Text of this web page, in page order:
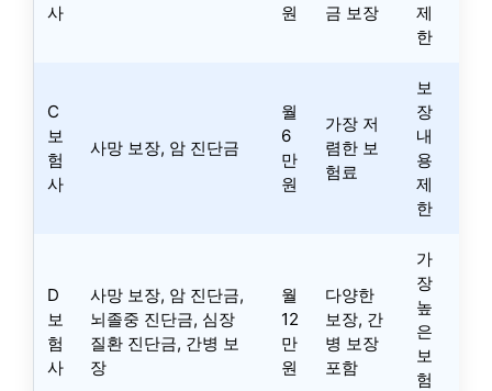
사
원
금 보장
제
한
C
보
험
사
사망 보장, 암 진단금
월
6
만
원
가장 저
렴한 보
험료
보
장
내
용
제
한
D
보
험
사
사망 보장, 암 진단금,
뇌졸중 진단금, 심장
질환 진단금, 간병 보
장
월
12
만
원
다양한
보장, 간
병 보장
포함
가
장
높
은
보
험